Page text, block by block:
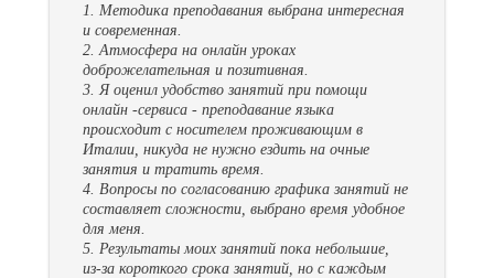
1. Методика преподавания выбрана интересная
и современная.
2. Атмосфера на онлайн уроках
доброжелательная и позитивная.
3. Я оценил удобство занятий при помощи
онлайн -сервиса - преподавание языка
происходит с носителем проживающим в
Италии, никуда не нужно ездить на очные
занятия и тратить время.
4. Вопросы по согласованию графика занятий не
составляет сложности, выбрано время удобное
для меня.
5. Результаты моих занятий пока небольшие,
из-за короткого срока занятий, но с каждым